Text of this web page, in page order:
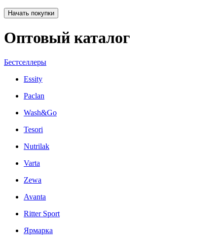
Начать покупки
Оптовый каталог
Бестселлеры
Essity
Paclan
Wash&Go
Tesori
Nutrilak
Varta
Zewa
Avanta
Ritter Sport
Ярмарка